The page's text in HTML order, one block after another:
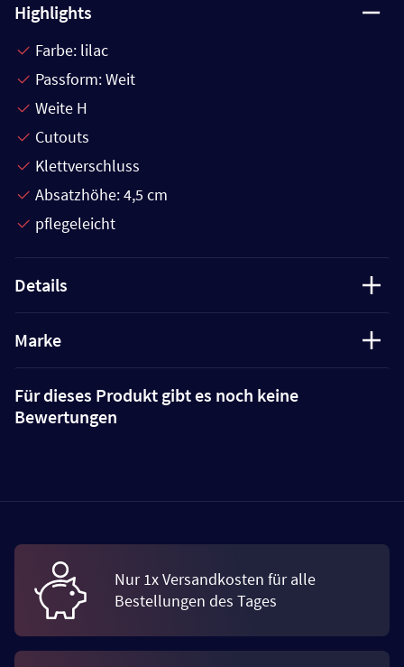
Highlights
Farbe: lilac
Passform: Weit
Weite H
Cutouts
Klettverschluss
Absatzhöhe: 4,5 cm
pflegeleicht
Details
Marke
Für dieses Produkt gibt es noch keine
Bewertungen
Nur 1x Versandkosten für alle
Bestellungen des Tages